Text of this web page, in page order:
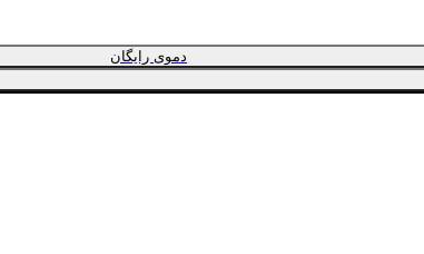
دموی رایگان